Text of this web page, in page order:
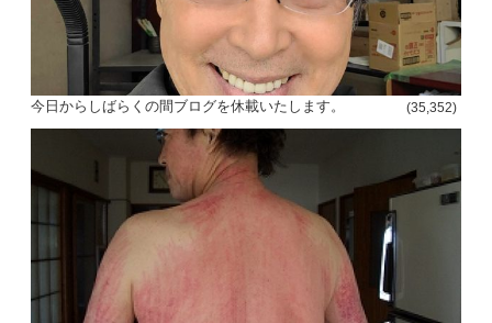
今日からしばらくの間ブログを休載いたします。 (35,352)